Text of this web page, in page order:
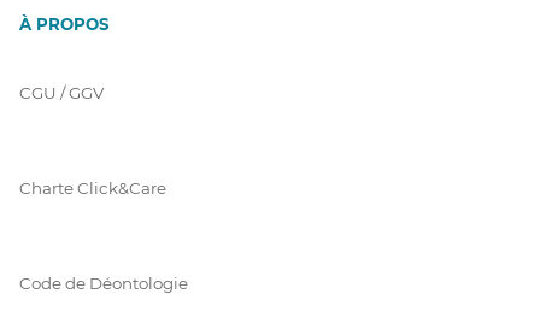
À PROPOS
CGU / GGV
Charte Click&Care
Code de Déontologie